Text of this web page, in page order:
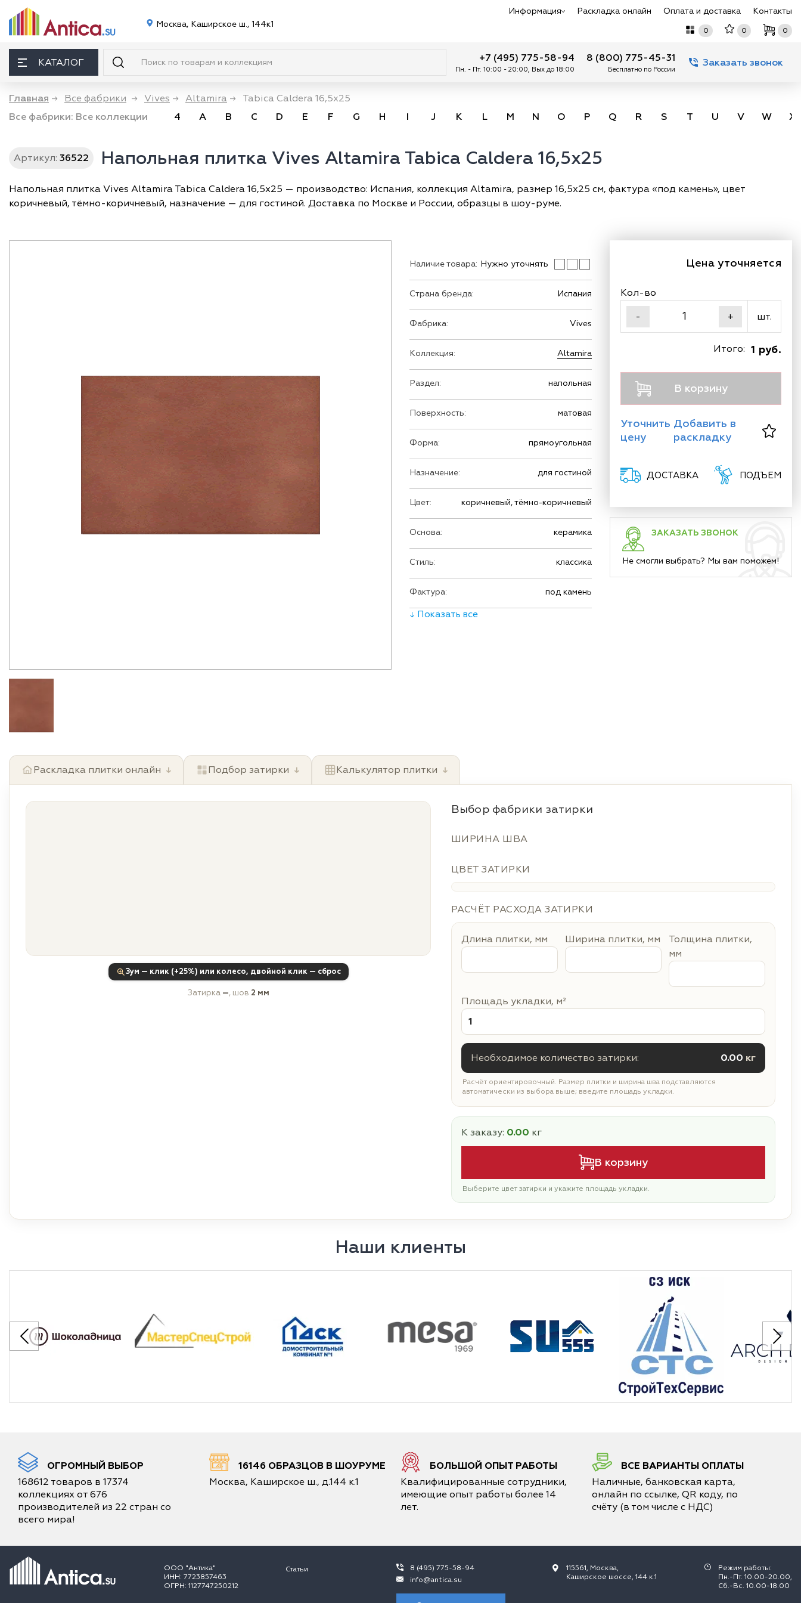
Москва, Каширское ш., 144к1
Информация Раскладка онлайн Оплата и доставка Контакты
0 0 0
КАТАЛОГ +7 (495) 775-58-94
Пн. - Пт. 10:00 - 20:00, Вых до 18:00
8 (800) 775-45-31
Бесплатно по России
Заказать звонок
Главная → Все фабрики → Vives → Altamira →
Tabica Caldera 16,5x25
Все фабрики: Все коллекции 4 A B C D E F G H I J K L M N O P Q R S T U V W X
Артикул: 36522 Напольная плитка Vives Altamira Tabica Caldera 16,5x25
Напольная плитка Vives Altamira Tabica Caldera 16,5x25 — производство: Испания, коллекция Altamira, размер 16,5х25 см, фактура «под камень», цвет
коричневый, тёмно-коричневый, назначение — для гостиной. Доставка по Москве и России, образцы в шоу-руме.
Наличие товара: Нужно уточнять
Страна бренда: Испания
Фабрика: Vives
Коллекция: Altamira
Раздел: напольная
Поверхность: матовая
Форма: прямоугольная
Назначение: для гостиной
Цвет: коричневый, тёмно-коричневый
Основа: керамика
Стиль: классика
Фактура: под камень
↓ Показать все
Цена уточняется
Кол-во
-
+ шт.
1 руб.
Итого:
В корзину
Уточнить
цену
Добавить в
раскладку
ДОСТАВКА ПОДЪЕМ
ЗАКАЗАТЬ ЗВОНОК
Не смогли выбрать? Мы вам поможем!
Раскладка плитки онлайн ↓ Подбор затирки ↓ Калькулятор плитки ↓
Зум — клик (+25%) или колесо, двойной клик — сброс
Затирка —, шов 2 мм
Выбор фабрики затирки
ШИРИНА ШВА
ЦВЕТ ЗАТИРКИ
РАСЧЁТ РАСХОДА ЗАТИРКИ
Длина плитки, мм Ширина плитки, мм
Толщина плитки,
мм
Площадь укладки, м²
Необходимое количество затирки: 0.00 кг
Расчёт ориентировочный. Размер плитки и ширина шва подставляются
автоматически из выбора выше; введите площадь укладки.
К заказу: 0.00 кг
В корзину
Выберите цвет затирки и укажите площадь укладки.
Наши клиенты
ОГРОМНЫЙ ВЫБОР
168612 товаров в 17374
коллекциях от 676
производителей из 22 стран со
всего мира!
16146 ОБРАЗЦОВ В ШОУРУМЕ
Москва, Каширское ш., д.144 к.1
БОЛЬШОЙ ОПЫТ РАБОТЫ
Квалифицированные сотрудники,
имеющие опыт работы более 14
лет.
ВСЕ ВАРИАНТЫ ОПЛАТЫ
Наличные, банковская карта,
онлайн по ссылке, QR коду, по
счёту (в том числе с НДС)
ООО "Антика"
ИНН: 7723857463
ОГРН: 1127747250212
Статьи
8 (495) 775-58-94
info@antica.su
115561, Москва,
Каширское шоссе, 144 к.1
Режим работы:
Пн.-Пт. 10.00-20.00,
Сб.-Вс. 10.00-18.00